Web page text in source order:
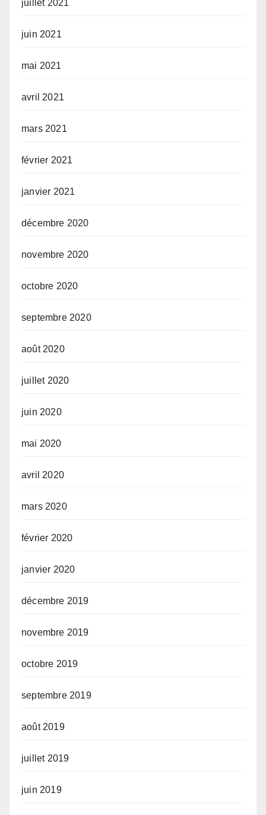
juillet 2021
juin 2021
mai 2021
avril 2021
mars 2021
février 2021
janvier 2021
décembre 2020
novembre 2020
octobre 2020
septembre 2020
août 2020
juillet 2020
juin 2020
mai 2020
avril 2020
mars 2020
février 2020
janvier 2020
décembre 2019
novembre 2019
octobre 2019
septembre 2019
août 2019
juillet 2019
juin 2019